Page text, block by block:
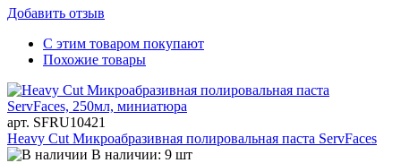
Добавить отзыв
С этим товаром покупают
Похожие товары
арт. SFRU10421
Heavy Cut Микроабразивная полировальная паста ServFaces
В наличии: 9 шт